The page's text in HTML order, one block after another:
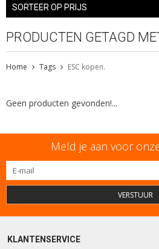
SORTEER OP PRIJS
PRODUCTEN GETAGD
Home Tags ESC kopen.
Geen producten gevonden!...
Meld je aan voor
VERSTUUR
KLANTENSERVICE